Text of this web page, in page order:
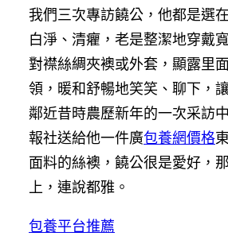
我們三次專訪饒公，他都是選
白淨、清癯，老是整潔地穿戴
對襟絲綢夾襖或外套，顯露里
領，暖和舒暢地笑笑、聊下，
鄰近昔時農歷新年的一次采訪
報社送給他一件廣包養網價格
面料的絲襖，饒公很是愛好，
上，連說都雅。
包養平台推薦